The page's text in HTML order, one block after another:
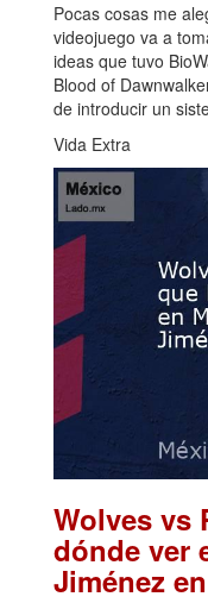
Pocas cosas me
videojuego va a
ideas que tuvo
Blood of
de introducir un
Vida Extra
Wolves vs
dónde ver
Jiménez